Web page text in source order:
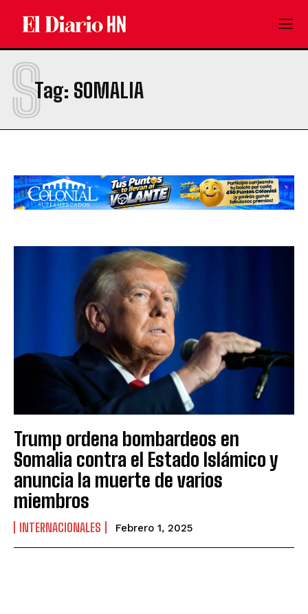
Tag: SOMALIA
S
Trump ordena bombardeos en
Somalia contra el Estado Islámico y
anuncia la muerte de varios
miembros
INTERNACIONALES Febrero 1, 2025